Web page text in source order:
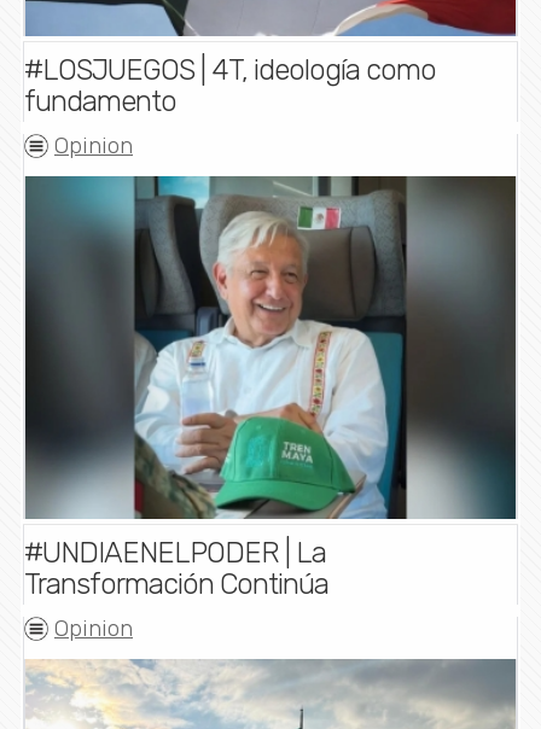
#LOSJUEGOS | 4T, ideología como
fundamento
Opinion
#UNDIAENELPODER | La
Transformación Continúa
Opinion